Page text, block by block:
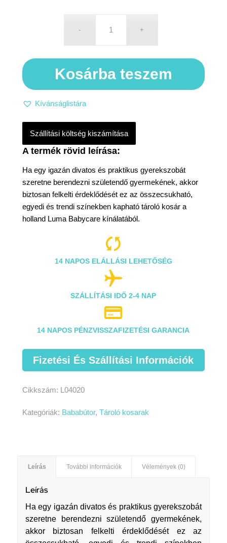
Ha egy igazán divatos és praktikus gyerekszobát
szeretne berendezni születendő gyermekének, akkor
biztosan felkelti érdeklődését ez az összecsukható,
egyedi és trendi színekben kapható tároló kosár a
holland Luma Babycare kínálatából.
Kosárba teszem
Kívánságlistára
Szállítási költség kiszámítása

14 NAPOS ELÁLLÁSI LEHETŐSÉG

SZÁLLÍTÁSI IDŐ 2-4 NAP

14 NAPOS PÉNZVISSZAFIZETÉSI GARANCIA
Fizetési És Szállítási Információk
Cikkszám: L04020
Kategóriák: Bababútor, Tároló kosarak
Leírás További információk Vélemények (0)
Leírás
Ha egy igazán divatos és praktikus gyerekszobát
szeretne berendezni születendő gyermekének,
akkor biztosan felkelti érdeklődését ez az